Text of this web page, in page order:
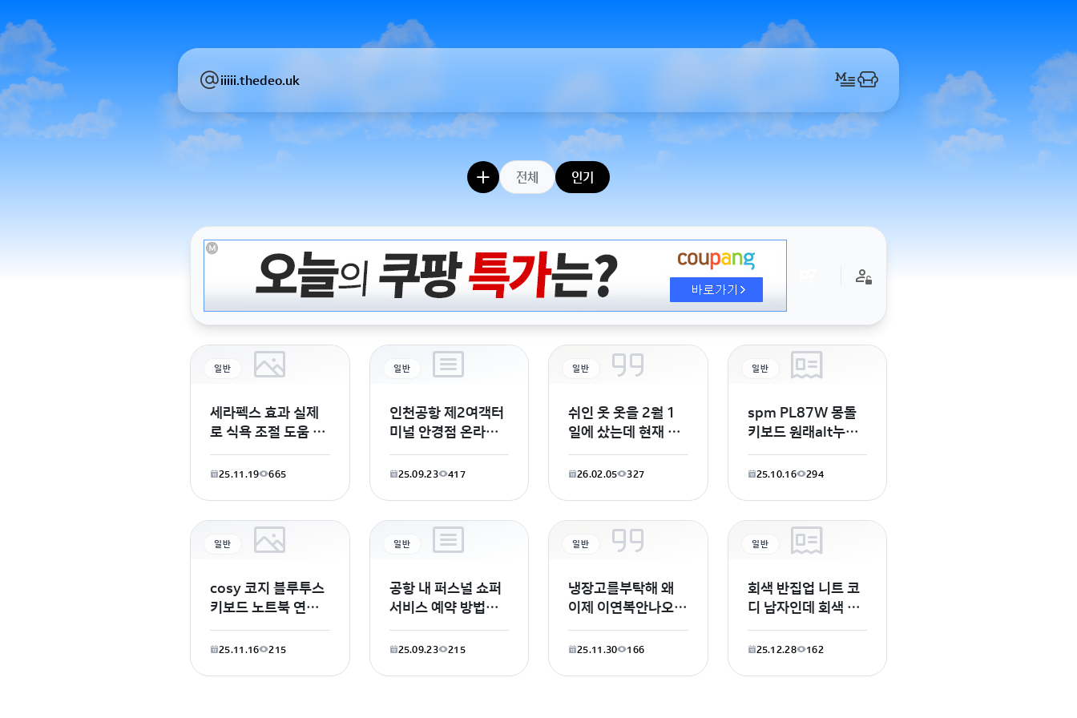
iiiii.thedeo.uk
전체 인기
일반
세라펙스 효과 실제
로 식욕 조절 도움 되
나요? 요즘 GLP 계
열이라고 하는 식욕
효과 좋다고
25.11.19 665
일반
인천공항 제2여객터
미널 안경점 온라인
면세점에서 미우미우
리가드 안경을 구입
25.09.23 417
일반
쉬인 옷 옷을 2월 1
일에 샀는데 현재 상
태가 (패키지는 최근
처리 단계를
26.02.05 327
일반
spm PL87W 몽돌
키보드 원래alt누르
면 한국어로 바꼈는
데 안바뀌고 alt누르
25.10.16 294
일반
cosy 코지 블루투스
키보드 노트북 연결
안됨 아니 연결 방법
인터넷 찾아보니까
25.11.16 215
일반
공항 내 퍼스널 쇼퍼
서비스 예약 방법과
혜택은 무엇인가요?
로마 피우미치노 공
25.09.23 215
일반
냉장고를부탁해 왜
이제 이연복안나오나
요
25.11.30 166
일반
회색 반집업 니트 코
디 남자인데 회색 반
집업 니트에 어울리
는 바지 알려주세요
25.12.28 162